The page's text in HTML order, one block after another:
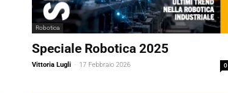
Robotica
Speciale Robotica 2025
Vittoria Lugli - 17 Febbraio 2026 0